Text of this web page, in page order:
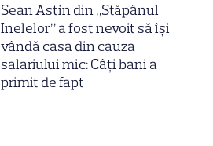
Sean Astin din „Stăpânul
Inelelor” a fost nevoit să își
vândă casa din cauza
salariului mic: Câți bani a
primit de fapt